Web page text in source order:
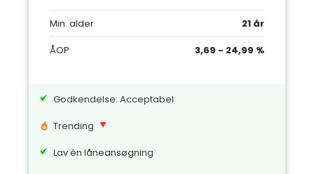
Min. alder
21 år
ÅOP
3,69 - 24,99 %
Godkendelse: Acceptabel
Trending
Lav èn låneansøgning